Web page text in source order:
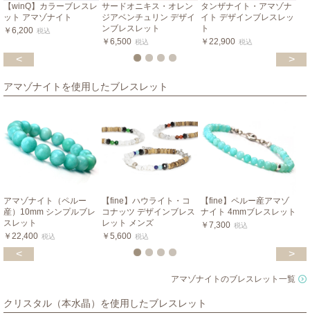
【winQ】カラーブレスレ
ット アマゾナイト
￥6,200 税込
サードオニキス・オレン
ジアベンチュリン デザイ
ンブレスレット
￥6,500 税込
タンザナイト・アマゾナ
イト デザインブレスレッ
ト
￥22,900 税込
< >
アマゾナイトを使用したブレスレット
アマゾナイト（ペルー
産）10mm シンプルブレ
スレット
￥22,400 税込
【fine】ハウライト・コ
コナッツ デザインブレス
レット メンズ
￥5,600 税込
【fine】ペルー産アマゾ
ナイト 4mmブレスレット
￥7,300 税込
< >
アマゾナイトのブレスレット一覧
クリスタル（本水晶）を使用したブレスレット